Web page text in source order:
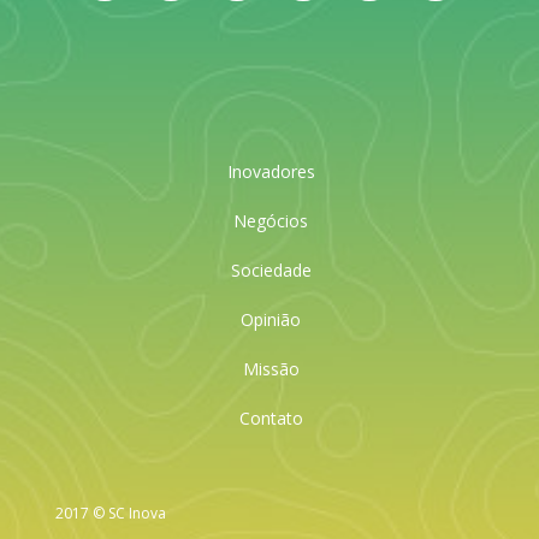
Inovadores
Negócios
Sociedade
Opinião
Missão
Contato
2017 © SC Inova